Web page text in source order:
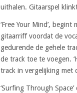
uithalen. Gitaarspel
‘Free Your Mind’,
gitaarriff voordat de
gedurende de gehele
de track toe te voegen.
track in vergelijking met
‘Surfing Through